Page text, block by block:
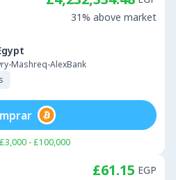
Mashreq-AlexBank
31% above market
£3,000 - £100,000
£61.15 EGP